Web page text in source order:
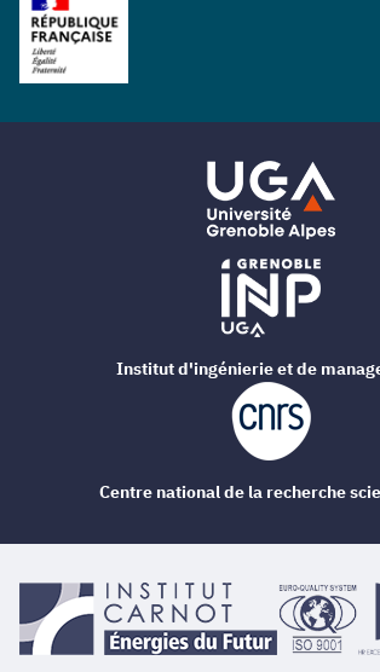
Institut d'ingénierie et de
Centre national de la recherche